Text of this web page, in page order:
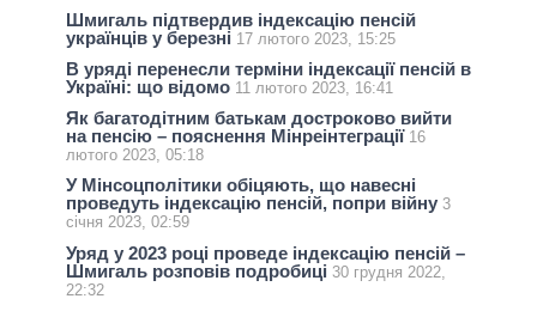
Шмигаль підтвердив індексацію пенсій
українців у березні 17 лютого 2023, 15:25
В уряді перенесли терміни індексації пенсій в
Україні: що відомо 11 лютого 2023, 16:41
Як багатодітним батькам достроково вийти
на пенсію – пояснення Мінреінтеграції 16
лютого 2023, 05:18
У Мінсоцполітики обіцяють, що навесні
проведуть індексацію пенсій, попри війну 3
січня 2023, 02:59
Уряд у 2023 році проведе індексацію пенсій –
Шмигаль розповів подробиці 30 грудня 2022,
22:32